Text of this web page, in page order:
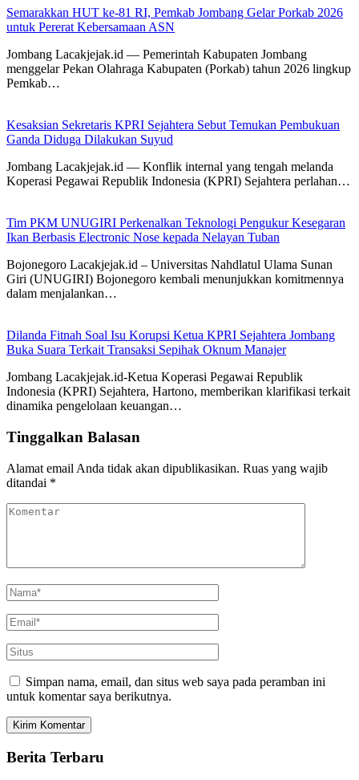
Semarakkan HUT ke-81 RI, Pemkab Jombang Gelar Porkab 2026
untuk Pererat Kebersamaan ASN
Jombang Lacakjejak.id — Pemerintah Kabupaten Jombang
menggelar Pekan Olahraga Kabupaten (Porkab) tahun 2026 lingkup
Pemkab…
Kesaksian Sekretaris KPRI Sejahtera Sebut Temukan Pembukuan
Ganda Diduga Dilakukan Suyud
Jombang Lacakjejak.id — Konflik internal yang tengah melanda
Koperasi Pegawai Republik Indonesia (KPRI) Sejahtera perlahan…
Tim PKM UNUGIRI Perkenalkan Teknologi Pengukur Kesegaran
Ikan Berbasis Electronic Nose kepada Nelayan Tuban
Bojonegoro Lacakjejak.id – Universitas Nahdlatul Ulama Sunan
Giri (UNUGIRI) Bojonegoro kembali menunjukkan komitmennya
dalam menjalankan…
Dilanda Fitnah Soal Isu Korupsi Ketua KPRI Sejahtera Jombang
Buka Suara Terkait Transaksi Sepihak Oknum Manajer
Jombang Lacakjejak.id-Ketua Koperasi Pegawai Republik
Indonesia (KPRI) Sejahtera, Hartono, memberikan klarifikasi terkait
dinamika pengelolaan keuangan…
Tinggalkan Balasan
Alamat email Anda tidak akan dipublikasikan. Ruas yang wajib
ditandai *
Simpan nama, email, dan situs web saya pada peramban ini
untuk komentar saya berikutnya.
Berita Terbaru